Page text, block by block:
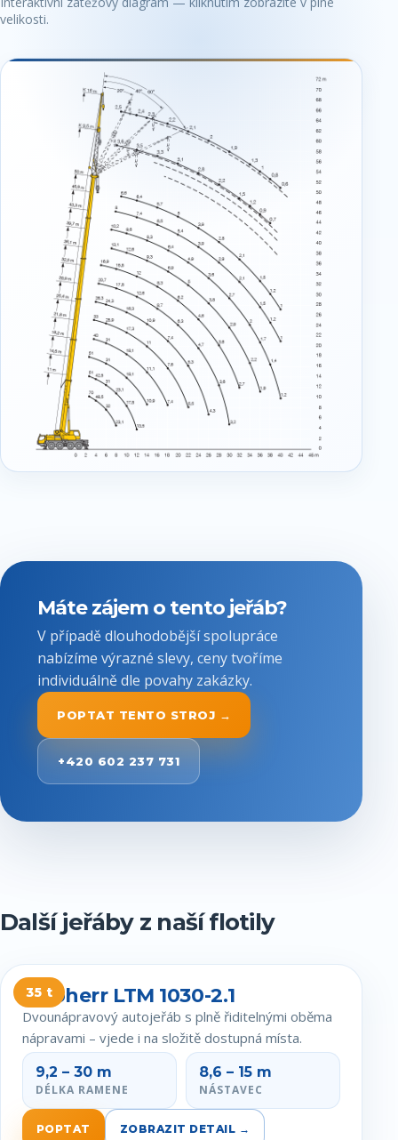
velikosti.
Máte zájem o tento jeřáb?
V případě dlouhodobější spolupráce
nabízíme výrazné slevy, ceny tvoříme
individuálně dle povahy zakázky.
POPTAT TENTO STROJ →
+420 602 237 731
Další jeřáby z naší flotily
35 t
Liebherr LTM 1030-2.1
Dvounápravový autojeřáb s plně řiditelnými oběma
nápravami – vjede i na složitě dostupná místa.
9,2 – 30 m
DÉLKA RAMENE
8,6 – 15 m
NÁSTAVEC
POPTAT ZOBRAZIT DETAIL →